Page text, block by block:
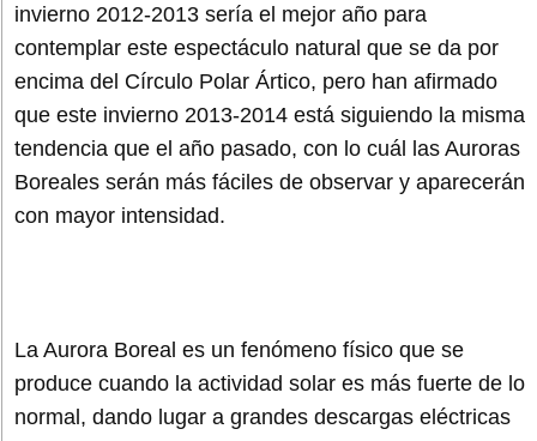
invierno 2012-2013 sería el mejor año para
contemplar este espectáculo natural que se da por
encima del Círculo Polar Ártico, pero han afirmado
que este invierno 2013-2014 está siguiendo la misma
tendencia que el año pasado, con lo cuál las Auroras
Boreales serán más fáciles de observar y aparecerán
con mayor intensidad.
La Aurora Boreal es un fenómeno físico que se
produce cuando la actividad solar es más fuerte de lo
normal, dando lugar a grandes descargas eléctricas